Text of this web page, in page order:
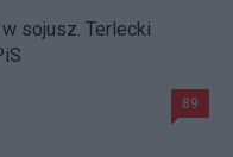
sojusz. Terlecki
89